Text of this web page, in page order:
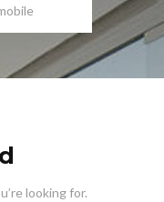
looking for.